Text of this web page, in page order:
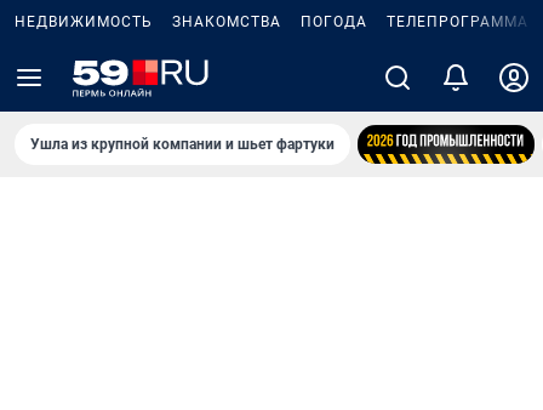
НЕДВИЖИМОСТЬ ЗНАКОМСТВА ПОГОДА ТЕЛЕПРОГРАММА
Ушла из крупной компании и шьет фартуки